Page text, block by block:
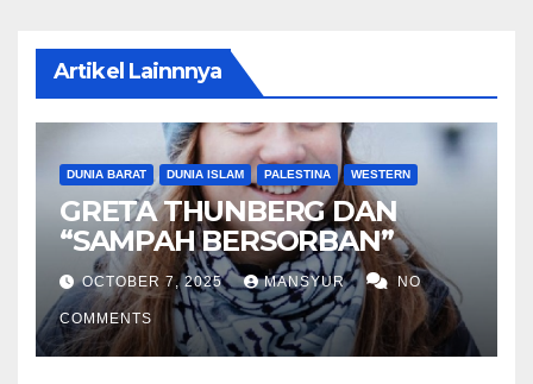
Artikel Lainnnya
DUNIA BARAT DUNIA ISLAM PALESTINA WESTERN
GRETA THUNBERG DAN
“SAMPAH BERSORBAN”
OCTOBER 7, 2025 MANSYUR NO
COMMENTS